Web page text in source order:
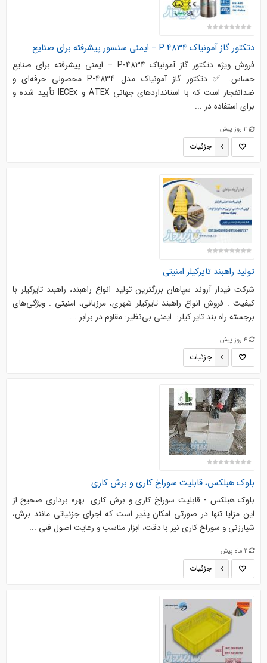
دتکتور گاز آمونیاک P 4834 – ایمنی سنسور پیشرفته برای صنایع
فروش ویژه دتکتور گاز آمونیاک P‑4834 – ایمنی پیشرفته برای صنایع
حساس. ✅ دتکتور گاز آمونیاک مدل P‑4834 محصولی حرفه‌ای و
ضدانفجار است که با استانداردهای جهانی ATEX و IECEx تأیید شده و
برای استفاده در ...
3 روز پیش
جزئیات
تولید راهبند تایرکیلر امنیتی
شرکت فیدار آروند سپاهان بزرگترین تولید انواع راهبند، راهبند تایرکیلر با
کیفیت . فروش انواع راهبند تایرکیلر شهری، مرزبانی، امنیتی . ویژگی‌های
برجسته راه بند تایر کیلر:. ایمنی بی‌نظیر: مقاوم در برابر ...
4 روز پیش
جزئیات
بلوک هبلکس، قابلیت سوراخ کاری و برش کاری
بلوک هبلکس - قابلیت سوراخ کاری و برش کاری. بهره ‌برداری صحیح از
این مزایا تنها در صورتی امکان‌ پذیر است که اجرای جزئیاتی مانند برش،
شیارزنی و سوراخ‌ کاری نیز با دقت، ابزار مناسب و رعایت اصول فنی ...
2 ماه پیش
جزئیات